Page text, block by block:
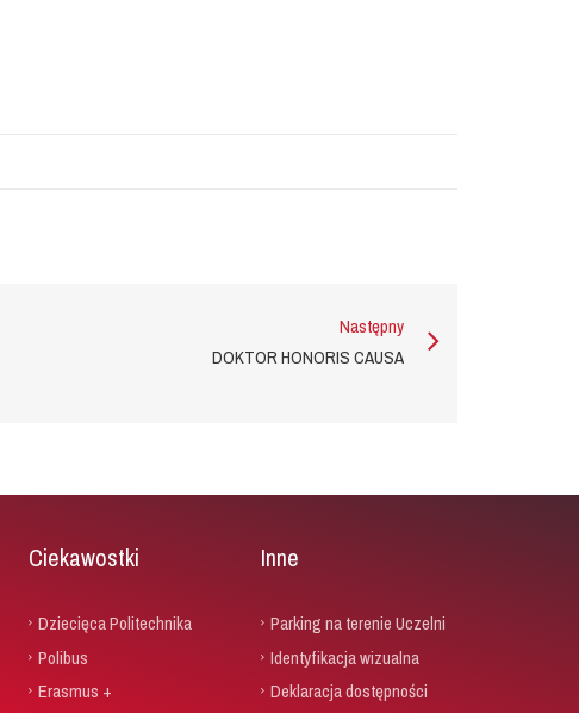
Następny
DOKTOR HONORIS CAUSA
Ciekawostki
Dziecięca Politechnika
Polibus
Erasmus +
Inne
Parking na terenie Uczelni
Identyfikacja wizualna
Deklaracja dostępności